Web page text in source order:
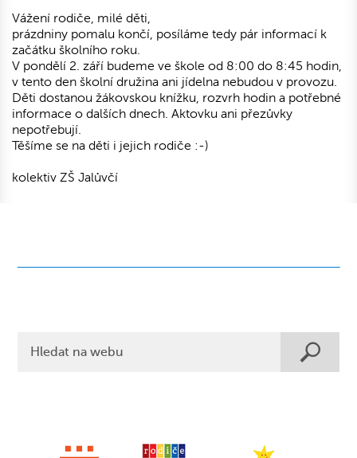
Vážení rodiče, milé děti,
prázdniny pomalu končí, posíláme tedy pár informací k
začátku školního roku.
V pondělí 2. září budeme ve škole od 8:00 do 8:45 hodin,
v tento den školní družina ani jídelna nebudou v provozu.
Děti dostanou žákovskou knížku, rozvrh hodin a potřebné
informace o dalších dnech. Aktovku ani přezůvky
nepotřebují.
Těšíme se na děti i jejich rodiče :-)
kolektiv ZŠ Jalůvčí